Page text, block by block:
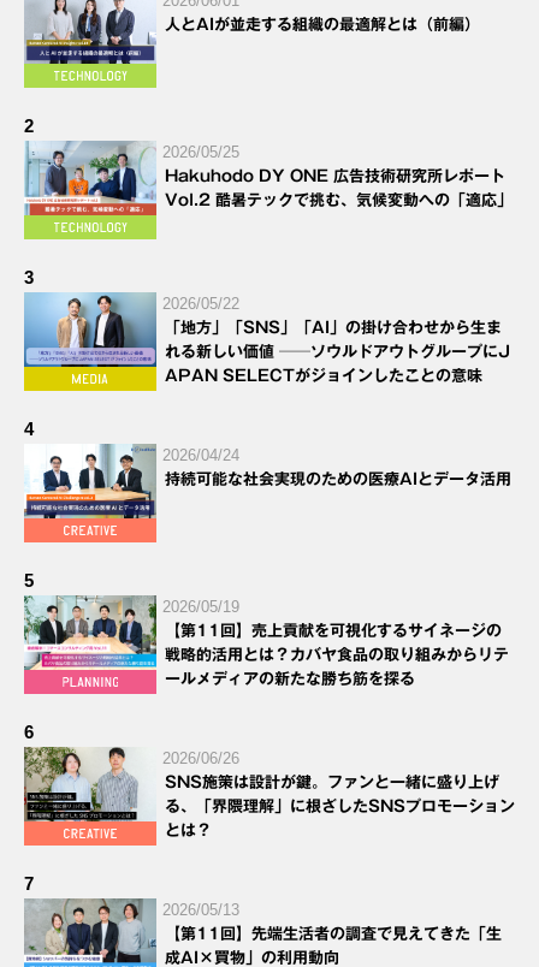
人とAIが並走する組織の最適解とは（前編）
2
2026/05/25
Hakuhodo DY ONE 広告技術研究所レポート
Vol.2 酷暑テックで挑む、気候変動への「適応」
3
2026/05/22
「地方」「SNS」「AI」の掛け合わせから生ま
れる新しい価値 ──ソウルドアウトグループにJ
APAN SELECTがジョインしたことの意味
4
2026/04/24
持続可能な社会実現のための医療AIとデータ活用
5
2026/05/19
【第11回】売上貢献を可視化するサイネージの
戦略的活用とは？カバヤ食品の取り組みからリテ
ールメディアの新たな勝ち筋を探る
6
2026/06/26
SNS施策は設計が鍵。ファンと一緒に盛り上げ
る、「界隈理解」に根ざしたSNSプロモーション
とは？
7
2026/05/13
【第11回】先端生活者の調査で見えてきた「生
成AI×買物」の利用動向